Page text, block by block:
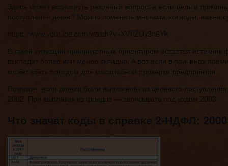
Здесь может возникнуть резонный вопрос: а если цель и
поступление денег? Можно поменять местами эти коды,
https://www.youtube.com/watch?v=XVTZUy3n6Yk
В такой ситуации приоритетным ориентиром остается
выглядит более или менее складно. А вот если в причинах
может стать поводом для масштабной проверки предприятия.
Помните: если деньги были выплачены из целевого
2002. При выплатах из фондов — записывать под кодом 2003.
Что значат коды в справке 2-НДФЛ: